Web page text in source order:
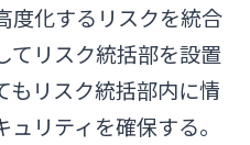
度化するリスクを統合
てリスク統括部を設置
もリスク統括部内に情
リティを確保する。